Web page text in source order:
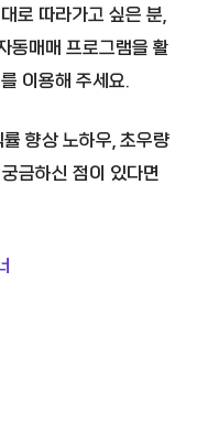
로 따라가고 싶은 분,
동매매 프로그램을 활
를 이용해 주세요.
향상 노하우, 초우량
금하신 점이 있다면